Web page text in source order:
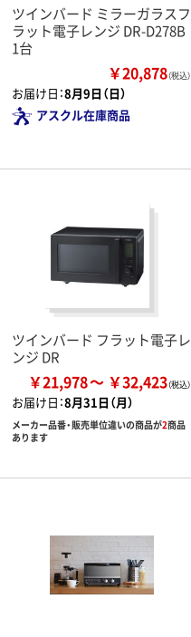
ツインバード ミラーガラスフ
ラット電子レンジ DR-D278B
1台
￥20,878（税込）
お届け日：8月9日（日）
アスクル在庫商品
ツインバード フラット電子レ
ンジ DR
￥21,978 ￥32,423
お届け日：8月31日（月）
メーカー品番・販売単位違いの商品が2商品
あります